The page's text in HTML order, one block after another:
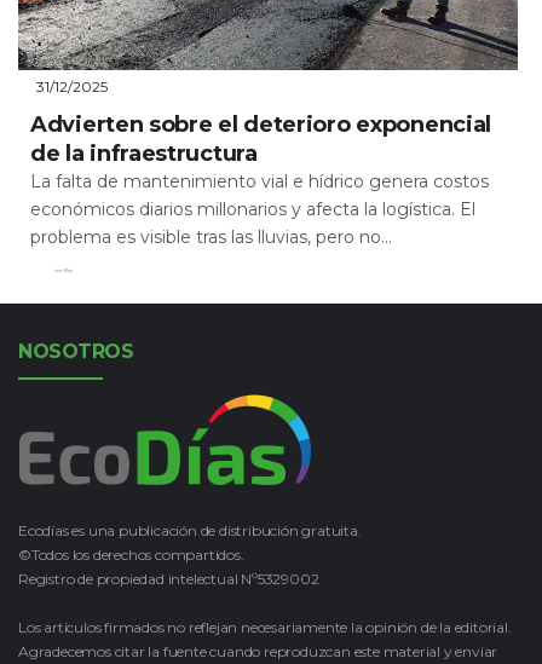
31/12/2025
Advierten sobre el deterioro exponencial
de la infraestructura
La falta de mantenimiento vial e hídrico genera costos
económicos diarios millonarios y afecta la logística. El
problema es visible tras las lluvias, pero no...
Leer Más
NOSOTROS
Ecodías es una publicación de distribución gratuita.
©Todos los derechos compartidos.
Registro de propiedad intelectual Nº5329002
Los artículos firmados no reflejan necesariamente la opinión de la editorial.
Agradecemos citar la fuente cuando reproduzcan este material y enviar